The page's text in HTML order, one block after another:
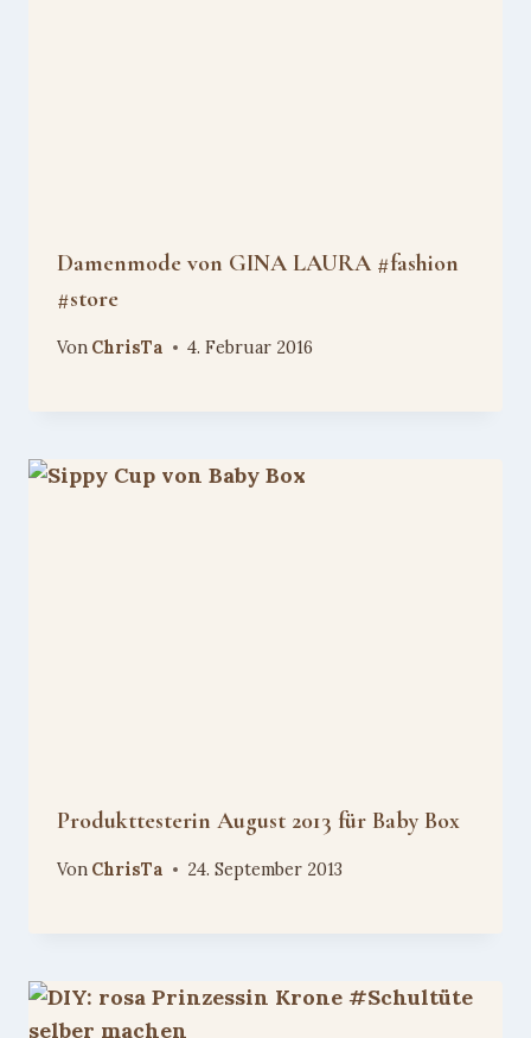
Damenmode von GINA LAURA #fashion
#store
Von ChrisTa 4. Februar 2016
Produkttesterin August 2013 für Baby Box
Von ChrisTa 24. September 2013